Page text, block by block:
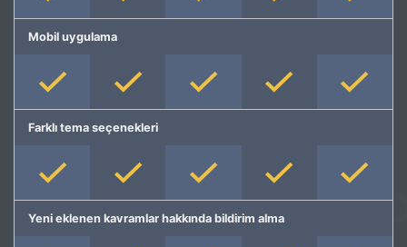
Mobil uygulama
Farklı tema seçenekleri
Yeni eklenen kavramlar hakkında bildirim alma